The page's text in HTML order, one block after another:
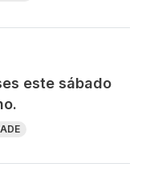
este sábado